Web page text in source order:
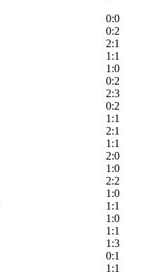
0:0
0:2
2:1
1:1
1:0
0:2
2:3
0:2
1:1
2:1
1:1
2:0
1:0
2:2
1:0
1:1
1:0
1:1
1:3
0:1
1:1